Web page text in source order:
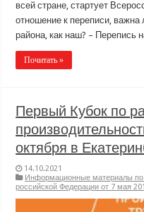
всей стране, стартует
отношение к переписи, важна
района, как наш? – Перепись
Почитать »
Первый Кубок по
октября в
14.10.2021
Информационные материалы по
российской Федерации от 7 мая